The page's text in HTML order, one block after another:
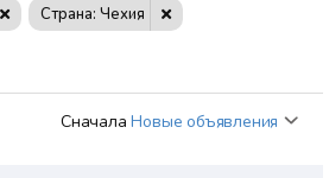
Страна: Чехия
Сначала Новые объявления